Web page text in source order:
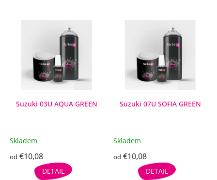
o
Suzuki 03U AQUA GREEN
Skladem
od €10,08
DETAIL
Suzuki 07U SOFIA GREEN
Skladem
od €10,08
DETAIL